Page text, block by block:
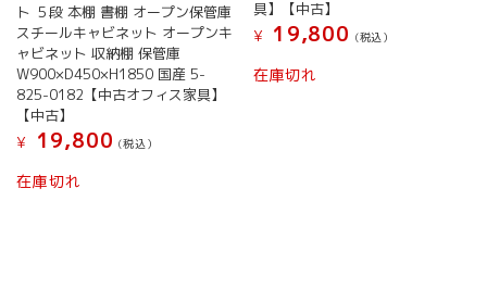
ト ５段 本棚 書棚 オープン保管庫
スチールキャビネット オープンキ
ャビネット 収納棚 保管庫
W900×D450×H1850 国産 5-
825-0182【中古オフィス家具】
【中古】
¥
19,800 (税込）
在庫切れ
具】【中古】
¥
19,800 (税込）
在庫切れ